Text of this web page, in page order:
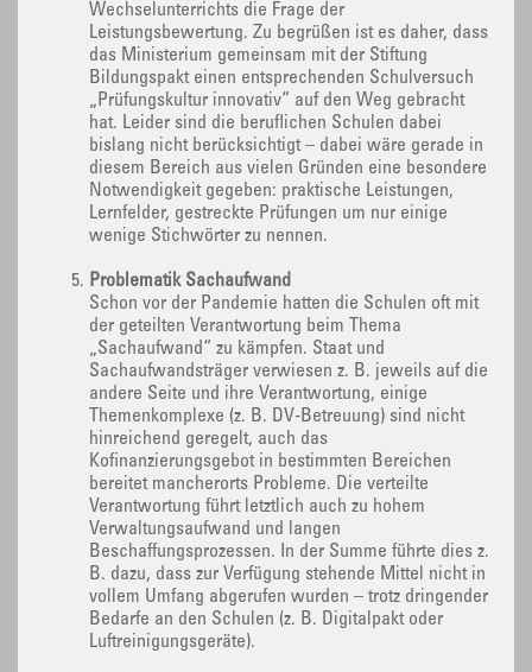
Wechselunterrichts die Frage der
Leistungsbewertung. Zu begrüßen ist es daher, dass
das Ministerium gemeinsam mit der Stiftung
Bildungspakt einen entsprechenden Schulversuch
„Prüfungskultur innovativ“ auf den Weg gebracht
hat. Leider sind die beruflichen Schulen dabei
bislang nicht berücksichtigt – dabei wäre gerade in
diesem Bereich aus vielen Gründen eine besondere
Notwendigkeit gegeben: praktische Leistungen,
Lernfelder, gestreckte Prüfungen um nur einige
wenige Stichwörter zu nennen.
Problematik Sachaufwand
Schon vor der Pandemie hatten die Schulen oft mit
der geteilten Verantwortung beim Thema
„Sachaufwand“ zu kämpfen. Staat und
Sachaufwandsträger verwiesen z. B. jeweils auf die
andere Seite und ihre Verantwortung, einige
Themenkomplexe (z. B. DV-Betreuung) sind nicht
hinreichend geregelt, auch das
Kofinanzierungsgebot in bestimmten Bereichen
bereitet mancherorts Probleme. Die verteilte
Verantwortung führt letztlich auch zu hohem
Verwaltungsaufwand und langen
Beschaffungsprozessen. In der Summe führte dies z.
B. dazu, dass zur Verfügung stehende Mittel nicht in
vollem Umfang abgerufen wurden – trotz dringender
Bedarfe an den Schulen (z. B. Digitalpakt oder
Luftreinigungsgeräte).